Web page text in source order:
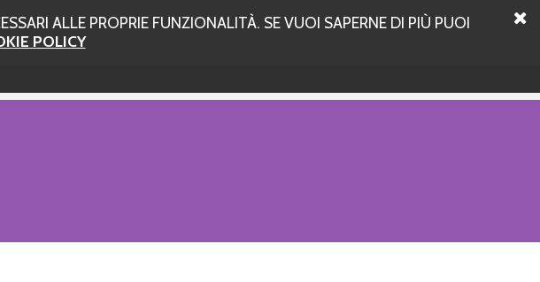
ALLE PROPRIE FUNZIONALITÀ. SE VUOI SAPERNE DI PIÙ PUOI
POLICY